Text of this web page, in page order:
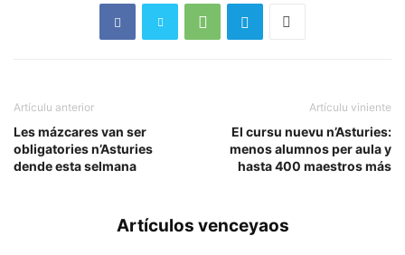
Artículu anterior
Les mázcares van ser
obligatories n’Asturies
dende esta selmana
Artículu viniente
El cursu nuevu n’Asturies:
menos alumnos per aula y
hasta 400 maestros más
Artículos venceyaos